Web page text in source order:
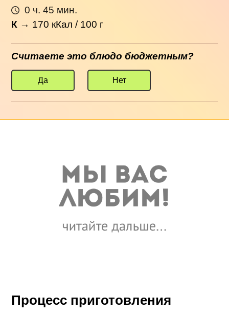
0 ч. 45 мин.
К → 170 кКал / 100 г
Считаете это блюдо бюджетным?
Да Нет
Процесс приготовления